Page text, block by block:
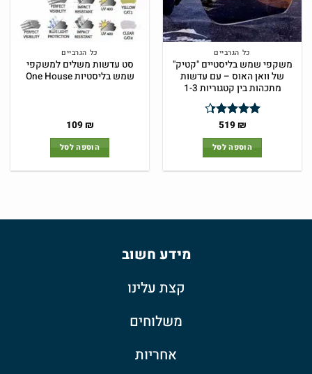
כל הגרביים
משקפי שמש בליסטיים "קטיק"
של וואן האוס – עם עדשות
מתכהות בין קטגוריות 1-3
דורג4.33
מתוך 5
המחיר
היה:
699 ₪.
519₪ המחיר
הוא:
519 ₪.
הוספה לסל
כל הגרביים
סט עדשות משלים למשקפי
שמש בליסטיות One House
109₪
הוספה לסל
מידע חשוב
קצת עלינו
משלוחים
אחריות